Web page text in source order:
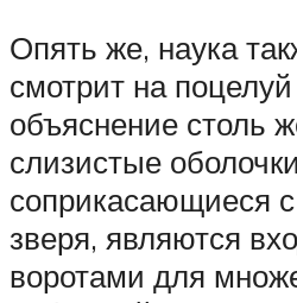
Опять же, наука
смотрит на
объяснение столь
слизистые
соприкасающиеся
зверя, являются
воротами для